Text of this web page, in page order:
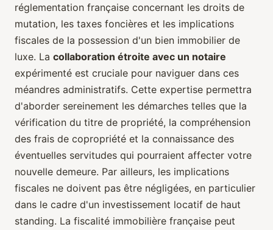
réglementation française concernant les droits de
mutation, les taxes foncières et les implications
fiscales de la possession d'un bien immobilier de
luxe. La collaboration étroite avec un notaire
expérimenté est cruciale pour naviguer dans ces
méandres administratifs. Cette expertise permettra
d'aborder sereinement les démarches telles que la
vérification du titre de propriété, la compréhension
des frais de copropriété et la connaissance des
éventuelles servitudes qui pourraient affecter votre
nouvelle demeure. Par ailleurs, les implications
fiscales ne doivent pas être négligées, en particulier
dans le cadre d'un investissement locatif de haut
standing. La fiscalité immobilière française peut